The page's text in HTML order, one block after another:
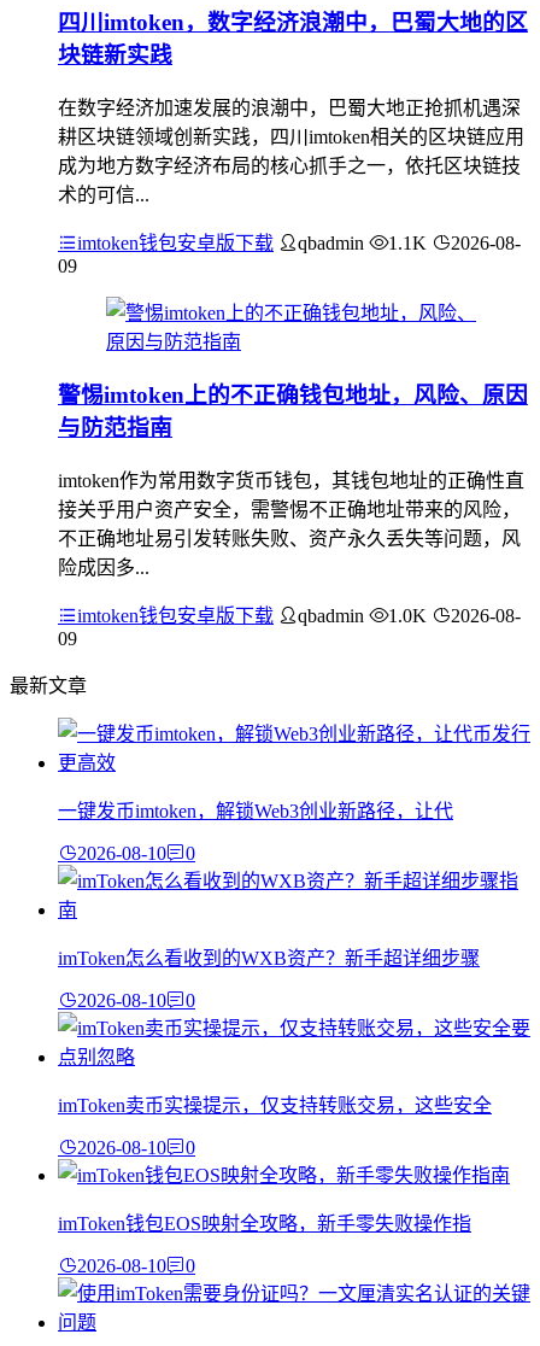
四川imtoken，数字经济浪潮中，巴蜀大地的区
块链新实践
在数字经济加速发展的浪潮中，巴蜀大地正抢抓机遇深
耕区块链领域创新实践，四川imtoken相关的区块链应用
成为地方数字经济布局的核心抓手之一，依托区块链技
术的可信...
imtoken钱包安卓版下载 qbadmin 1.1K
2026-08-
09
警惕imtoken上的不正确钱包地址，风险、原因
与防范指南
imtoken作为常用数字货币钱包，其钱包地址的正确性直
接关乎用户资产安全，需警惕不正确地址带来的风险，
不正确地址易引发转账失败、资产永久丢失等问题，风
险成因多...
imtoken钱包安卓版下载 qbadmin 1.0K
2026-08-
09
最新文章
一键发币imtoken，解锁Web3创业新路径，让代
2026-08-10 0
imToken怎么看收到的WXB资产？新手超详细步骤
2026-08-10 0
imToken卖币实操提示，仅支持转账交易，这些安全
2026-08-10 0
imToken钱包EOS映射全攻略，新手零失败操作指
2026-08-10 0